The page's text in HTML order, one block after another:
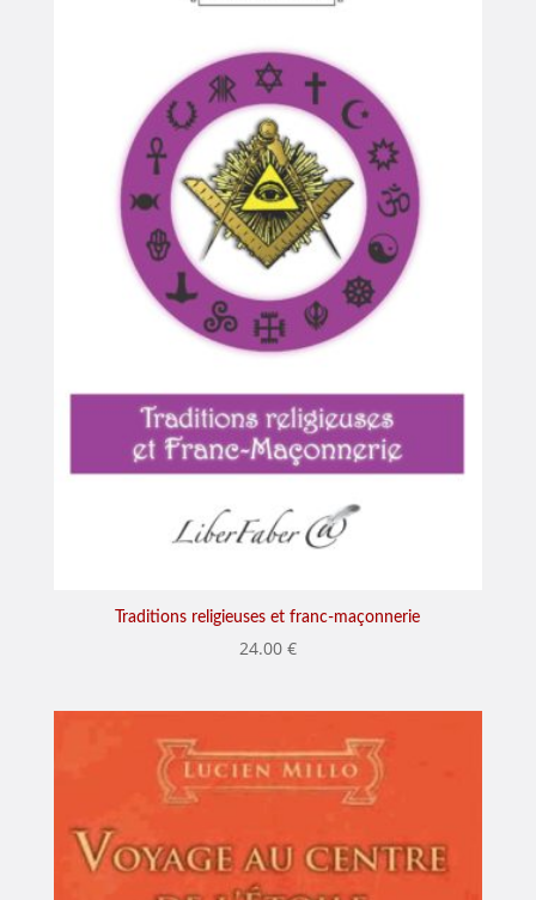
Traditions religieuses et franc-maçonnerie
24.00 €